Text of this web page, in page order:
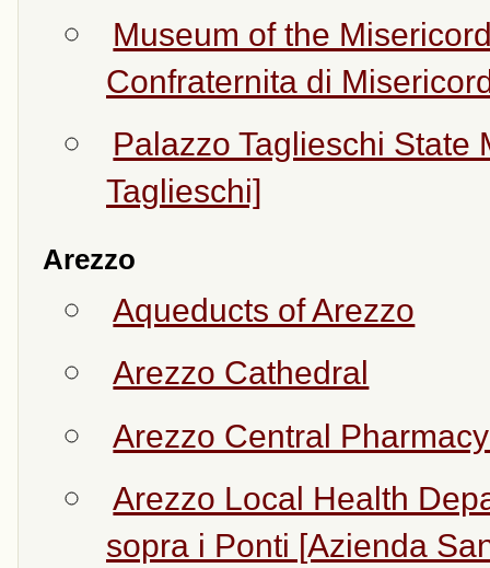
Museum of the
Confraternita di
Palazzo Taglieschi State
Taglieschi]
Arezzo
Aqueducts of Arezzo
Arezzo Cathedral
Arezzo Central
Arezzo Local Health
sopra i Ponti [Azienda